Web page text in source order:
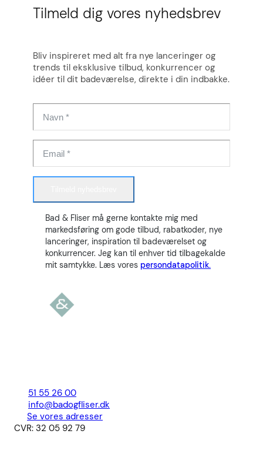
Tilmeld dig vores nyhedsbrev
Bliv inspireret med alt fra nye lanceringer og
trends til eksklusive tilbud, konkurrencer og
idéer til dit badeværelse, direkte i din indbakke.
Bad & Fliser må gerne kontakte mig med
markedsføring om gode tilbud, rabatkoder, nye
lanceringer, inspiration til badeværelset og
konkurrencer. Jeg kan til enhver tid tilbagekalde
mit samtykke. Læs vores persondatapolitik.
51 55 26 00
info@badogfliser.dk
Se vores adresser
CVR: 32 05 92 79